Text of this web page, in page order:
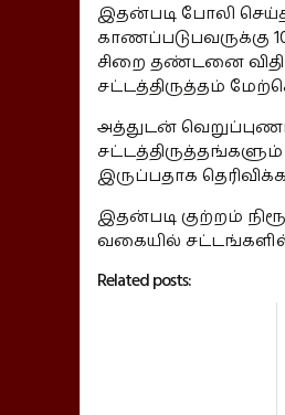
இதன்படி போலி
காணப்படுபவருக்கு
சிறை தண்டனை
சட்டத்திருத்தம்
அத்துடன்
இருப்பதாக
இதன்படி குற்றம்
வகையில்
Related posts: